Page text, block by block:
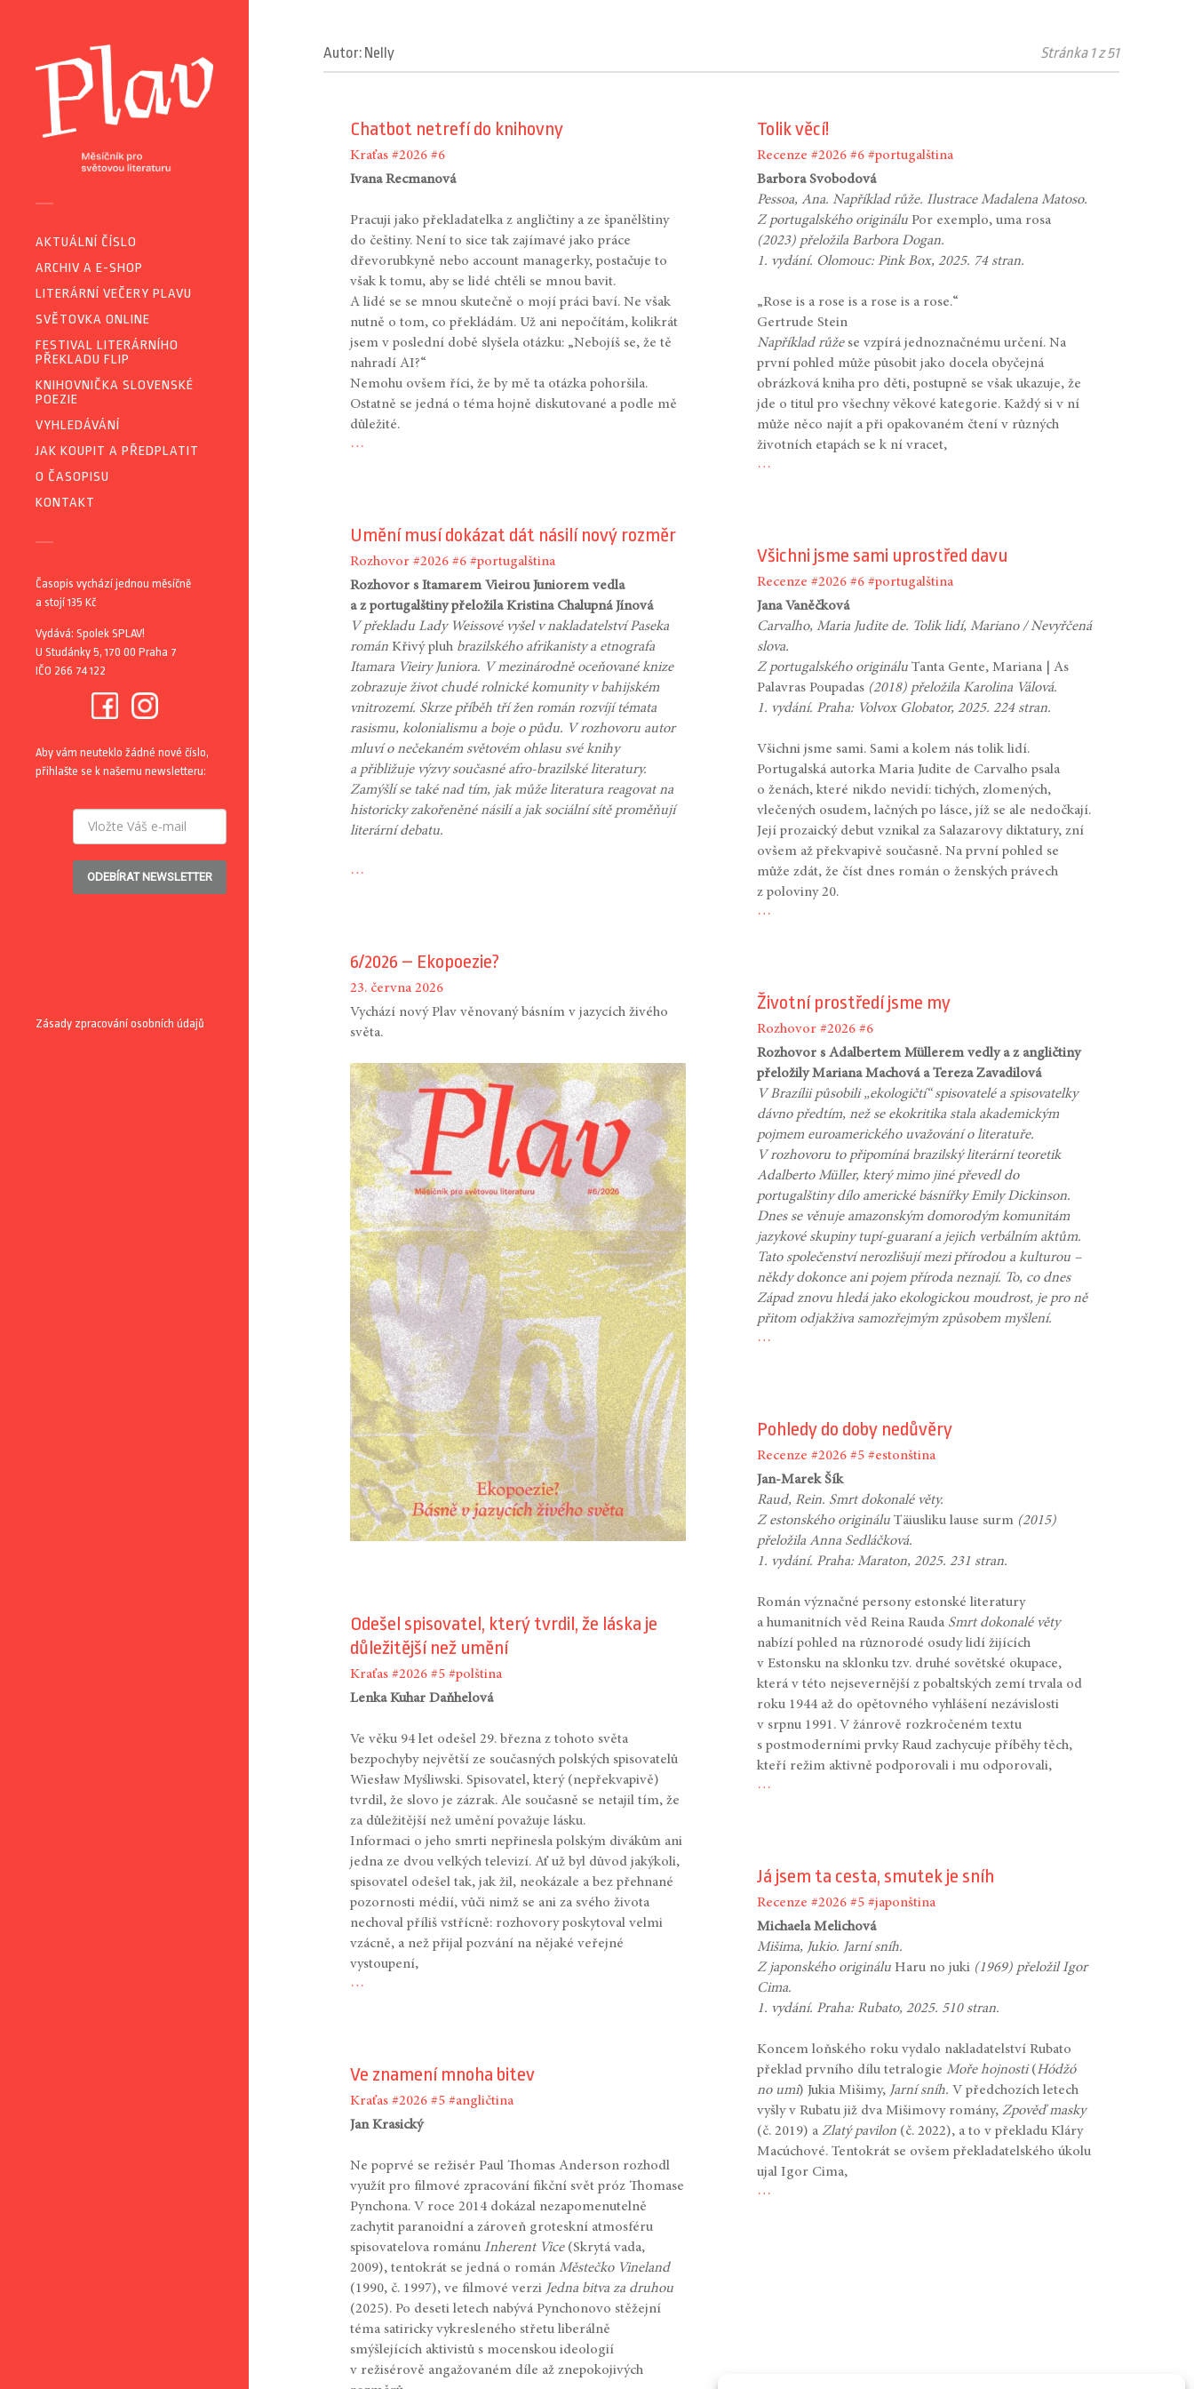
AKTUÁLNÍ ČÍSLO
ARCHIV A E-SHOP
LITERÁRNÍ VEČERY PLAVU
SVĚTOVKA ONLINE
FESTIVAL LITERÁRNÍHO
PŘEKLADU FLIP
KNIHOVNIČKA SLOVENSKÉ
POEZIE
VYHLEDÁVÁNÍ
JAK KOUPIT A PŘEDPLATIT
O ČASOPISU
KONTAKT
Časopis vychází jednou měsíčně
a stojí 135 Kč
Vydává: Spolek SPLAV!
U Studánky 5, 170 00 Praha 7
IČO 266 74 122
Aby vám neuteklo žádné nové číslo,
přihlašte se k našemu newsletteru:
ODEBÍRAT NEWSLETTER
Zásady zpracování osobních údajů
Autor: Nelly Stránka 1 z 51
Chatbot netrefí do knihovny
Kraťas #2026 #6
Ivana Recmanová
Pracuji jako překladatelka z angličtiny a ze španělštiny
do češtiny. Není to sice tak zajímavé jako práce
dřevorubkyně nebo account managerky, postačuje to
však k tomu, aby se lidé chtěli se mnou bavit.
A lidé se se mnou skutečně o mojí práci baví. Ne však
nutně o tom, co překládám. Už ani nepočítám, kolikrát
jsem v poslední době slyšela otázku: „Nebojíš se, že tě
nahradí AI?“
Nemohu ovšem říci, že by mě ta otázka pohoršila.
Ostatně se jedná o téma hojně diskutované a podle mě
důležité.
…
Tolik věcí!
Recenze #2026 #6 #portugalština
Barbora Svobodová
Pessoa, Ana. Například růže. Ilustrace Madalena Matoso.
Z portugalského originálu Por exemplo, uma rosa
(2023) přeložila Barbora Dogan.
1. vydání. Olomouc: Pink Box, 2025. 74 stran.
„Rose is a rose is a rose is a rose.“
Gertrude Stein
Například růžese vzpírá jednoznačnému určení. Na
první pohled může působit jako docela obyčejná
obrázková kniha pro děti, postupně se však ukazuje, že
jde o titul pro všechny věkové kategorie. Každý si v ní
může něco najít a při opakovaném čtení v různých
životních etapách se k ní vracet,
…
Umění musí dokázat dát násilí nový rozměr
Rozhovor #2026 #6 #portugalština
Rozhovor s Itamarem Vieirou Juniorem vedla
a z portugalštiny přeložila Kristina Chalupná Jínová
V překladu Lady Weissové vyšel v nakladatelství Paseka
románKřivý pluh brazilského afrikanisty a etnografa
Itamara Vieiry Juniora. V mezinárodně oceňované knize
zobrazuje život chudé rolnické komunity v bahijském
vnitrozemí. Skrze příběh tří žen román rozvíjí témata
rasismu, kolonialismu a boje o půdu. V rozhovoru autor
mluví o nečekaném světovém ohlasu své knihy
a přibližuje výzvy současné afro-brazilské literatury.
Zamýšlí se také nad tím, jak může literatura reagovat na
historicky zakořeněné násilí a jak sociální sítě proměňují
literární debatu.
…
Všichni jsme sami uprostřed davu
Recenze #2026 #6 #portugalština
Jana Vaněčková
Carvalho, Maria Judite de. Tolik lidí, Mariano / Nevyřčená
slova.
Z portugalského originálu Tanta Gente, Mariana | As
Palavras Poupadas (2018) přeložila Karolina Válová.
1. vydání. Praha: Volvox Globator, 2025. 224 stran.
Všichni jsme sami. Sami a kolem nás tolik lidí.
Portugalská autorka Maria Judite de Carvalho psala
o ženách, které nikdo nevidí: tichých, zlomených,
vlečených osudem, lačných po lásce, jíž se ale nedočkají.
Její pro­zaický debut vznikal za Salazarovy diktatury, zní
ovšem až překvapivě současně. Na první pohled se
může zdát, že číst dnes román o ženských právech
z poloviny 20.
…
6/2026 – Ekopoezie?
23. června 2026
Vychází nový Plav věnovaný básním v jazycích živého
světa.
Životní prostředí jsme my
Rozhovor #2026 #6
Rozhovor s Adalbertem Müllerem vedly a z angličtiny
přeložily Mariana Machová a Tereza Zavadilová
V Brazílii působili „ekologičtí“ spisovatelé a spisovatelky
dávno předtím, než se ekokritika stala akademickým
pojmem euroamerického uvažování o literatuře.
V rozhovoru to připomíná brazilský literární teoretik
Adalberto Müller, který mimo jiné převedl do
portugalštiny dílo americké básnířky Emily Dickinson.
Dnes se věnuje amazonským domorodým komunitám
jazykové skupiny tupí-guaraní a jejich verbálním aktům.
Tato společenství nerozlišují mezi přírodou a kulturou –
někdy dokonce ani pojem příroda neznají. To, co dnes
Západ znovu hledá jako ekologickou moudrost, je pro ně
přitom odjakživa samozřejmým způsobem myšlení.
…
Pohledy do doby nedůvěry
Recenze #2026 #5 #estonština
Jan-Marek Šík
Raud, Rein. Smrt dokonalé věty.
Z estonského originálu Täiusliku lause surm (2015)
přeložila Anna Sedláčková.
1. vydání. Praha: Maraton, 2025. 231 stran.
Román význačné persony estonské literatury
a humanitních věd Reina Rauda Smrt dokonalé věty
nabízí pohled na různorodé osudy lidí žijících
v Estonsku na sklonku tzv. druhé sovětské okupace,
která v této nejsevernější z pobaltských zemí trvala od
roku 1944 až do opětovného vyhlášení nezávislosti
v srpnu 1991. V žánrově rozkročeném textu
s postmoderními prvky Raud zachycuje příběhy těch,
kteří režim aktivně podporovali i mu odporovali,
…
Odešel spisovatel, který tvrdil, že láska je
důležitější než umění
Kraťas #2026 #5 #polština
Lenka Kuhar Daňhelová
Ve věku 94 let odešel 29. března z tohoto světa
bezpochyby největší ze současných polských spisovatelů
Wiesław Myśliwski. Spisovatel, který (nepřekvapivě)
tvrdil, že slovo je zázrak. Ale současně se netajil tím, že
za důležitější než umění považuje lásku.
Informaci o jeho smrti nepřinesla polským divákům ani
jedna ze dvou velkých televizí. Ať už byl důvod jakýkoli,
spisovatel odešel tak, jak žil, neokázale a bez přehnané
pozornosti médií, vůči nimž se ani za svého života
nechoval příliš vstřícně: rozhovory poskytoval velmi
vzácně, a než přijal pozvání na nějaké veřejné
vystoupení,
…
Já jsem ta cesta, smutek je sníh
Recenze #2026 #5 #japonština
Michaela Melichová
Mišima, Jukio. Jarní sníh.
Z japonského originálu Haru no juki (1969) přeložil Igor
Cima.
1. vydání. Praha: Rubato, 2025. 510 stran.
Koncem loňského roku vydalo nakladatelství Rubato
překlad prvního dílu tetralogie Moře hojnosti(Hódžó
no umi) Jukia Mišimy, Jarní sníh. V předchozích letech
vyšly v Rubatu již dva Mišimovy romány, Zpověď masky
(č. 2019) a Zlatý pavilon (č. 2022), a to v překladu Kláry
Macúchové. Tentokrát se ovšem překladatelského úkolu
ujal Igor Cima,
…
Ve znamení mnoha bitev
Kraťas #2026 #5 #angličtina
Jan Krasický
Ne poprvé se režisér Paul Thomas Anderson rozhodl
využít pro filmové zpracování fikční svět próz Thomase
Pynchona. V roce 2014 dokázal nezapomenutelně
zachytit paranoidní a zároveň groteskní atmosféru
spisovatelova románuInherent Vice (Skrytá vada,
2009), tentokrát se jedná o románMěstečko Vineland
(1990, č. 1997), ve filmové verzi Jedna bitva za druhou
(2025). Po deseti letech nabývá Pynchonovo stěžejní
téma satiricky vykresleného střetu liberálně
smýšlejících aktivistů s mocenskou ideologií
v režisérově angažovaném díle až znepokojivých